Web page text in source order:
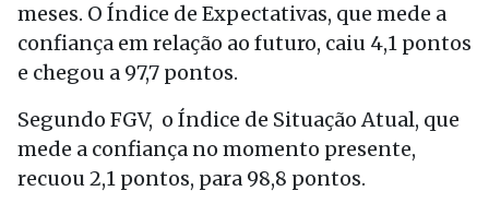
meses. O Índice de Expectativas, que mede a
confiança em relação ao futuro, caiu 4,1 pontos
e chegou a 97,7 pontos.
Segundo FGV, o Índice de Situação Atual, que
mede a confiança no momento presente,
recuou 2,1 pontos, para 98,8 pontos.